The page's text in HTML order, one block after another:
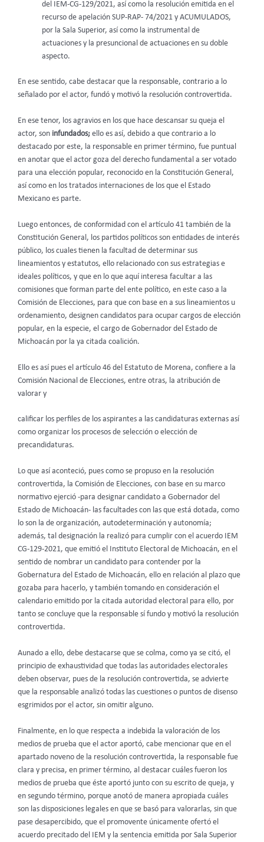
del IEM-CG-129/2021, así como la resolución emitida en el
recurso de apelación SUP-RAP- 74/2021 y ACUMULADOS,
por la Sala Superior, así como la instrumental de
actuaciones y la presuncional de actuaciones en su doble
aspecto.
En ese sentido, cabe destacar que la responsable, contrario a lo
señalado por el actor, fundó y motivó la resolución controvertida.
En ese tenor, los agravios en los que hace descansar su queja el
actor, son infundados; ello es así, debido a que contrario a lo
destacado por este, la responsable en primer término, fue puntual
en anotar que el actor goza del derecho fundamental a ser votado
para una elección popular, reconocido en la Constitución General,
así como en los tratados internaciones de los que el Estado
Mexicano es parte.
Luego entonces, de conformidad con el artículo 41 también de la
Constitución General, los partidos políticos son entidades de interés
público, los cuales tienen la facultad de determinar sus
lineamientos y estatutos, ello relacionado con sus estrategias e
ideales políticos, y que en lo que aquí interesa facultar a las
comisiones que forman parte del ente político, en este caso a la
Comisión de Elecciones, para que con base en a sus lineamientos u
ordenamiento, designen candidatos para ocupar cargos de elección
popular, en la especie, el cargo de Gobernador del Estado de
Michoacán por la ya citada coalición.
Ello es así pues el artículo 46 del Estatuto de Morena, confiere a la
Comisión Nacional de Elecciones, entre otras, la atribución de
valorar y
calificar los perfiles de los aspirantes a las candidaturas externas así
como organizar los procesos de selección o elección de
precandidaturas.
Lo que así aconteció, pues como se propuso en la resolución
controvertida, la Comisión de Elecciones, con base en su marco
normativo ejerció -para designar candidato a Gobernador del
Estado de Michoacán- las facultades con las que está dotada, como
lo son la de organización, autodeterminación y autonomía;
además, tal designación la realizó para cumplir con el acuerdo IEM
CG-129-2021, que emitió el Instituto Electoral de Michoacán, en el
sentido de nombrar un candidato para contender por la
Gobernatura del Estado de Michoacán, ello en relación al plazo que
gozaba para hacerlo, y también tomando en consideración el
calendario emitido por la citada autoridad electoral para ello, por
tanto se concluye que la responsable sí fundo y motivó la resolución
controvertida.
Aunado a ello, debe destacarse que se colma, como ya se citó, el
principio de exhaustividad que todas las autoridades electorales
deben observar, pues de la resolución controvertida, se advierte
que la responsable analizó todas las cuestiones o puntos de disenso
esgrimidos por el actor, sin omitir alguno.
Finalmente, en lo que respecta a indebida la valoración de los
medios de prueba que el actor aportó, cabe mencionar que en el
apartado noveno de la resolución controvertida, la responsable fue
clara y precisa, en primer término, al destacar cuáles fueron los
medios de prueba que éste aportó junto con su escrito de queja, y
en segundo término, porque anotó de manera apropiada cuáles
son las disposiciones legales en que se basó para valorarlas, sin que
pase desapercibido, que el promovente únicamente ofertó el
acuerdo precitado del IEM y la sentencia emitida por Sala Superior